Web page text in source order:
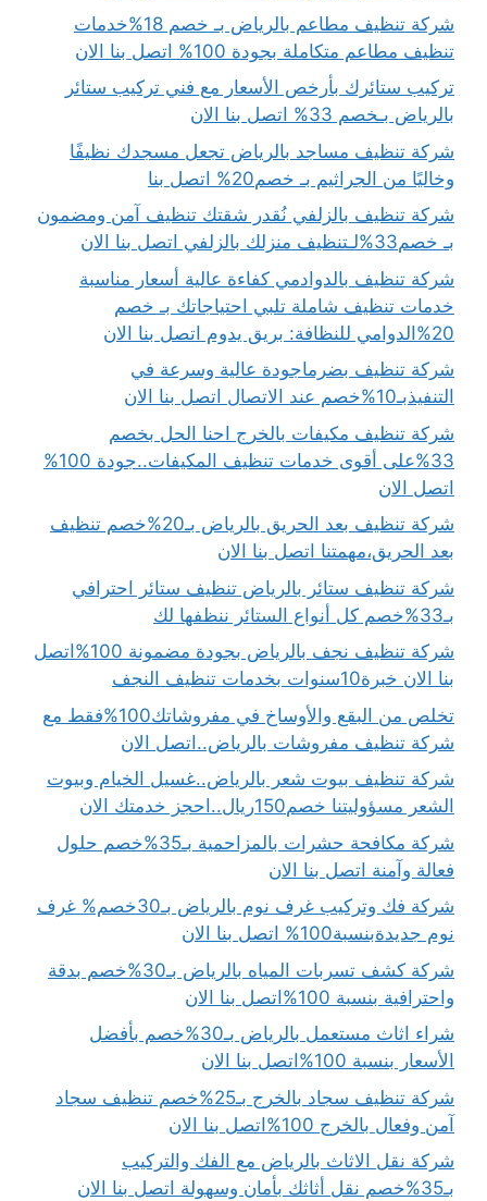
شركة تنظيف مطاعم بالرياض بـ خصم 18%خدمات
تنظيف مطاعم متكاملة بجودة 100% اتصل بنا الان
تركيب ستائرك بأرخص الأسعار مع فني تركيب ستائر
بالرياض بـخصم 33% اتصل بنا الان
شركة تنظيف مساجد بالرياض تجعل مسجدك نظيفًا
وخاليًا من الجراثيم بـ خصم20% اتصل بنا
شركة تنظيف بالزلفي نُقدر شقتك تنظيف آمن ومضمون
بـ خصم33%لـتنظيف منزلك بالزلفي اتصل بنا الان
شركة تنظيف بالدوادمي كفاءة عالية أسعار مناسبة
خدمات تنظيف شاملة تلبي احتياجاتك بـ خصم
20%الدوامي للنظافة: بريق يدوم اتصل بنا الان
شركة تنظيف بضرماجودة عالية وسرعة في
التنفيذبـ10%خصم عند الاتصال اتصل بنا الان
شركة تنظيف مكيفات بالخرج احنا الحل بخصم
33%على أقوى خدمات تنظيف المكيفات..جودة 100%
اتصل الان
شركة تنظيف بعد الحريق بالرياض بـ20%خصم تنظيف
بعد الحريق،مهمتنا اتصل بنا الان
شركة تنظيف ستائر بالرياض تنظيف ستائر احترافي
بـ33%خصم كل أنواع الستائر ننظفها لك
شركة تنظيف نجف بالرياض بجودة مضمونة 100%اتصل
بنا الان خبرة10سنوات بخدمات تنظيف النجف
تخلص من البقع والأوساخ في مفروشاتك100%فقط مع
شركة تنظيف مفروشات بالرياض..اتصل الان
شركة تنظيف بيوت شعر بالرياض..غسيل الخيام وبيوت
الشعر مسؤوليتنا خصم150ريال..احجز خدمتك الان
شركة مكافحة حشرات بالمزاحمية بـ35%خصم حلول
فعالة وآمنة اتصل بنا الان
شركة فك وتركيب غرف نوم بالرياض بـ30خصم% غرف
نوم جديدةبنسبة100% اتصل بنا الان
شركة كشف تسربات المياه بالرياض بـ30%خصم بدقة
واحترافية بنسبة 100%اتصل بنا الان
شراء اثاث مستعمل بالرياض بـ30%خصم بأفضل
الأسعار بنسبة 100%اتصل بنا الان
شركة تنظيف سجاد بالخرج بـ25%خصم تنظيف سجاد
آمن وفعال بالخرج 100%اتصل بنا الان
شركة نقل الاثاث بالرياض مع الفك والتركيب
بـ35%خصم نقل أثاثك بأمان وسهولة اتصل بنا الان